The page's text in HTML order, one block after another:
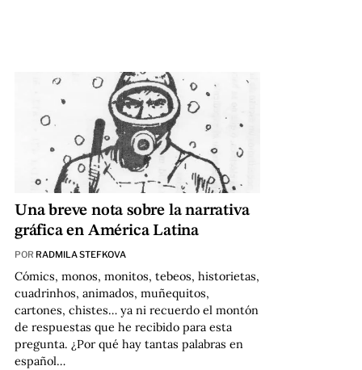
Una breve nota sobre la narrativa
gráfica en América Latina
POR RADMILA STEFKOVA
Cómics, monos, monitos, tebeos, historietas,
cuadrinhos, animados, muñequitos,
cartones, chistes… ya ni recuerdo el montón
de respuestas que he recibido para esta
pregunta. ¿Por qué hay tantas palabras en
español…